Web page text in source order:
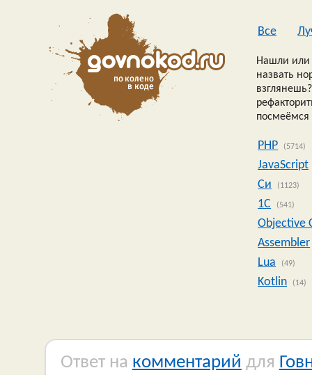
Все
Нашли или
назвать
посмеёмся
PHP (5714)
JavaScript
Си
(1123)
1C (541)
Objective
Assembler
Lua
(49)
Kotlin (14)
Ответ на комментарий для